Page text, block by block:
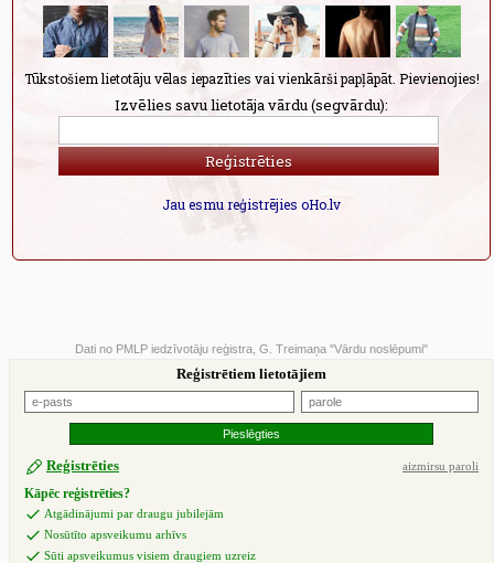
Tūkstošiem lietotāju vēlas iepazīties vai vienkārši papļāpāt. Pievienojies!
Izvēlies savu lietotāja vārdu (segvārdu):
Jau esmu reģistrējies oHo.lv
Dati no PMLP iedzīvotāju reģistra, G. Treimaņa "Vārdu noslēpumi"
Reģistrētiem lietotājiem
Reģistrēties aizmirsu paroli
Kāpēc reģistrēties?
Atgādinājumi par draugu jubilejām
Nosūtīto apsveikumu arhīvs
Sūti apsveikumus visiem draugiem uzreiz